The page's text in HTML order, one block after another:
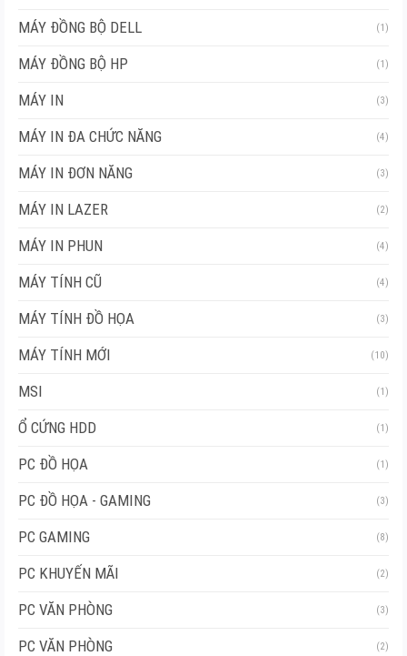
MÁY ĐỒNG BỘ DELL (1)
MÁY ĐỒNG BỘ HP (1)
MÁY IN (3)
MÁY IN ĐA CHỨC NĂNG (4)
MÁY IN ĐƠN NĂNG (3)
MÁY IN LAZER (2)
MÁY IN PHUN (4)
MÁY TÍNH CŨ (4)
MÁY TÍNH ĐỒ HỌA (3)
MÁY TÍNH MỚI (10)
MSI (1)
Ổ CỨNG HDD (1)
PC ĐỒ HỌA (1)
PC ĐỒ HỌA - GAMING (3)
PC GAMING (8)
PC KHUYẾN MÃI (2)
PC VĂN PHÒNG (3)
PC VĂN PHÒNG (2)